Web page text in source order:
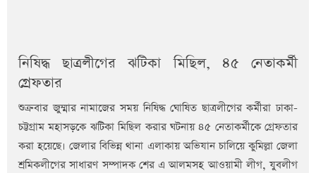
নিষিদ্ধ ছাত্রলীগের ঝটিকা মিছিল, ৪৫ নেতাকর্মী
গ্রেফতার
শুক্রবার জুম্মার নামাজের সময় নিষিদ্ধ ঘোষিত ছাত্রলীগের কর্মীরা ঢাকা-
চট্টগ্রাম মহাসড়কে ঝটিকা মিছিল করার ঘটনায় ৪৫ নেতাকর্মীকে গ্রেফতার
করা হয়েছে। জেলার বিভিন্ন থানা এলাকায় অভিযান চালিয়ে কুমিল্লা জেলা
শ্রমিকলীগের সাধারণ সম্পাদক শের এ আলমসহ আওয়ামী লীগ, যুবলীগ